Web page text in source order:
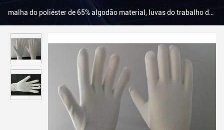
malha do poliéster de 65% algodão material, luvas do trabalho do